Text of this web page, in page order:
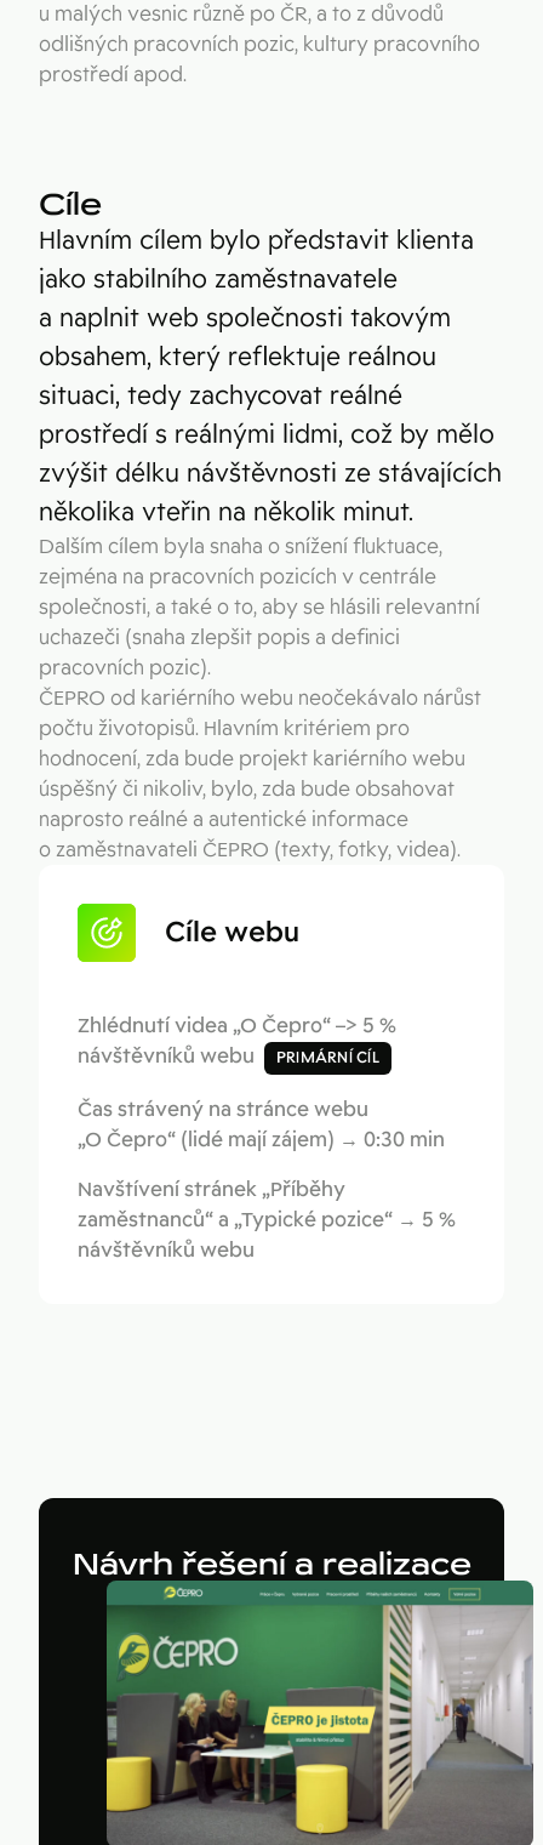
u malých vesnic různě po ČR, a to z důvodů
odlišných pracovních pozic, kultury pracovního
prostředí apod.
Cíle
Hlavním cílem bylo představit klienta
jako stabilního zaměstnavatele
a naplnit web společnosti takovým
obsahem, který reflektuje reálnou
situaci, tedy zachycovat reálné
prostředí s reálnými lidmi, což by mělo
zvýšit délku návštěvnosti ze stávajících
několika vteřin na několik minut.
Dalším cílem byla snaha o snížení fluktuace,
zejména na pracovních pozicích v centrále
společnosti, a také o to, aby se hlásili relevantní
uchazeči (snaha zlepšit popis a definici
pracovních pozic).
ČEPRO od kariérního webu neočekávalo nárůst
počtu životopisů. Hlavním kritériem pro
hodnocení, zda bude projekt kariérního webu
úspěšný či nikoliv, bylo, zda bude obsahovat
naprosto reálné a autentické informace
o zaměstnavateli ČEPRO (texty, fotky, videa).
Cíle webu
Zhlédnutí videa „O Čepro“ –> 5 %
návštěvníků webu
PRIMÁRNÍ CÍL
Čas strávený na stránce webu
„O Čepro“ (lidé mají zájem) → 0:30 min
Navštívení stránek „Příběhy
zaměstnanců“ a „Typické pozice“ → 5 %
návštěvníků webu
Návrh řešení a realizace